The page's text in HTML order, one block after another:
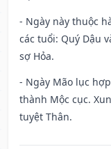
- Ngày này thuộc
các tuổi: Quý Dậu
sợ Hỏa.
- Ngày Mão lục
thành Mộc cục.
tuyệt Thân.